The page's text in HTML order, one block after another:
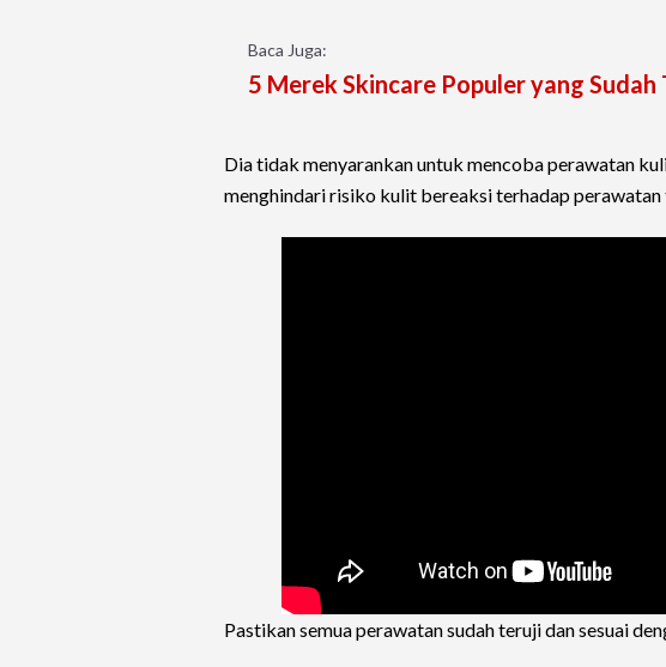
Baca Juga:
5 Merek Skincare Populer yang Sudah
Dia tidak menyarankan untuk mencoba perawatan
menghindari risiko kulit bereaksi terhadap
Pastikan semua perawatan sudah teruji dan sesuai